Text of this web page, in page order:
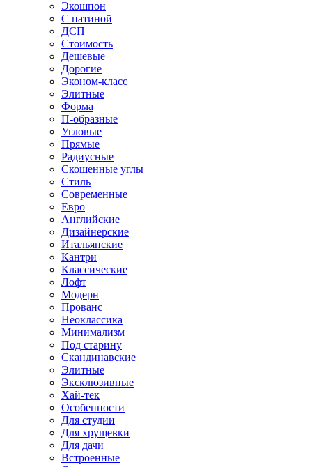
Экошпон
С патиной
ДСП
Стоимость
Дешевые
Дорогие
Эконом-класс
Элитные
Форма
П-образные
Угловые
Прямые
Радиусные
Скошенные углы
Стиль
Современные
Евро
Английские
Дизайнерские
Итальянские
Кантри
Классические
Лофт
Модерн
Прованс
Неоклассика
Минимализм
Под старину
Скандинавские
Элитные
Эксклюзивные
Хай-тек
Особенности
Для студии
Для хрущевки
Для дачи
Встроенные